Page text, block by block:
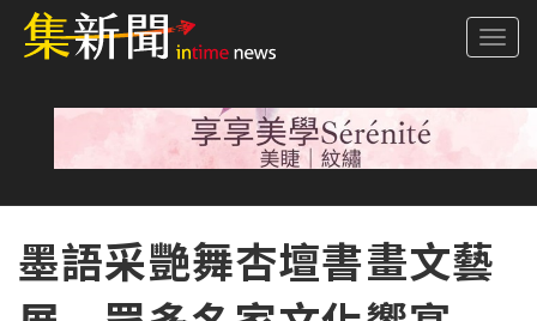
墨語采艷舞杏壇書畫文藝